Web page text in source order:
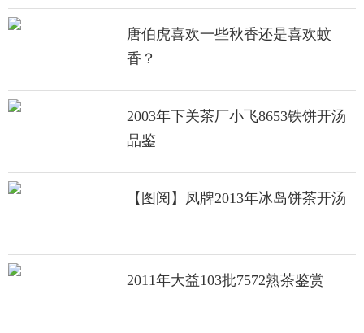
唐伯虎喜欢一些秋香还是喜欢蚊
香？
2003年下关茶厂小飞8653铁饼开汤
品鉴
【图阅】凤牌2013年冰岛饼茶开汤
2011年大益103批7572熟茶鉴赏